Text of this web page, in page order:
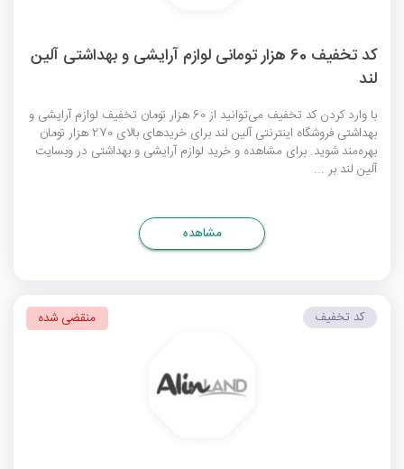
کد تخفیف 60 هزار تومانی لوازم آرایشی و بهداشتی آلین
لند
با وارد کردن کد تخفیف می‌توانید از 60 هزار تومان تخفیف لوازم آرایشی و
بهداشتی فروشگاه اینترنتی آلین لند برای خریدهای بالای 270 هزار تومان
بهره‌مند شوید. برای مشاهده و خرید لوازم آرایشی و بهداشتی در وبسایت
آلین لند بر ...
مشاهده
کد تخفیف منقضی شده